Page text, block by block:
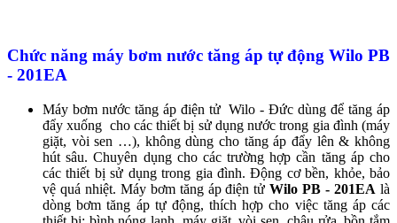
Chức năng máy bơm nước tăng áp tự động Wilo PB
- 201EA
Máy bơm nước tăng áp điện tử Wilo - Đức dùng để tăng áp
đẩy xuống cho các thiết bị sử dụng nước trong gia đình (máy
giặt, vòi sen …), không dùng cho tăng áp đẩy lên & không
hút sâu. Chuyên dụng cho các trường hợp cần tăng áp cho
các thiết bị sử dụng trong gia đình. Động cơ bền, khỏe, bảo
vệ quá nhiệt. Máy bơm tăng áp điện tử Wilo PB - 201EAlà
dòng bơm tăng áp tự động, thích hợp cho việc tăng áp các